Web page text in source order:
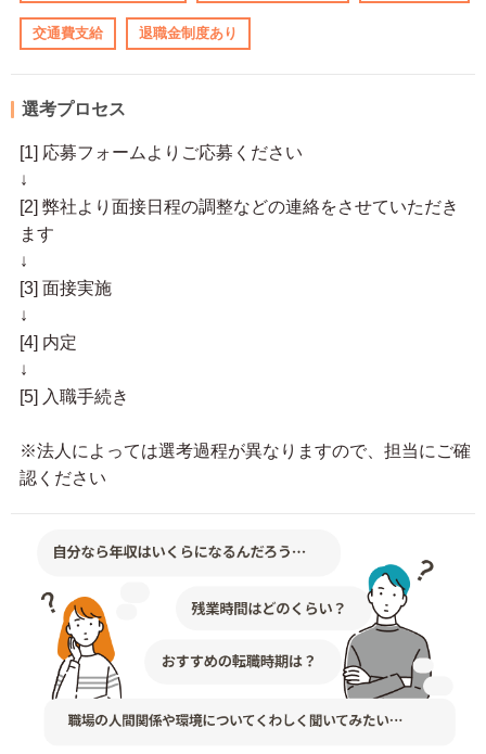
交通費支給 退職金制度あり
選考プロセス
[1] 応募フォームよりご応募ください
↓
[2] 弊社より面接日程の調整などの連絡をさせていただき
ます
↓
[3] 面接実施
↓
[4] 内定
↓
[5] 入職手続き
※法人によっては選考過程が異なりますので、担当にご確
認ください